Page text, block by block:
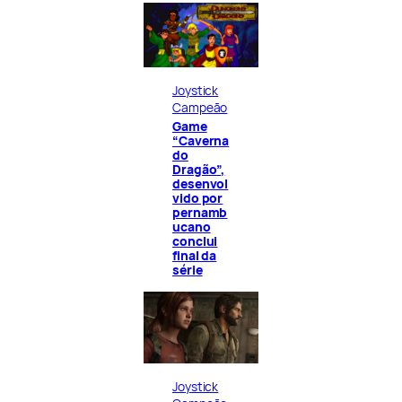
Joystick
Campeão
Game
“Caverna
do
Dragão”,
desenvol
vido por
pernamb
ucano
conclui
final da
série
Joystick